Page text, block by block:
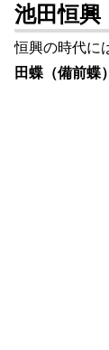
池田恒興
恒興の時代に
田蝶（備前蝶）